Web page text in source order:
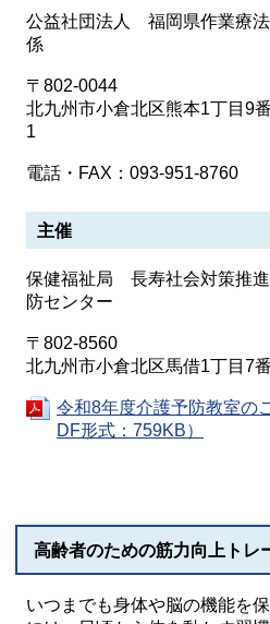
公益社団法人 福岡県作業療
係
〒802-0044
北九州市小倉北区熊本1丁目9
1
電話・FAX：093-951-8760
主催
保健福祉局 長寿社会対策推
防センター
〒802-8560
北九州市小倉北区馬借1丁目7
令和8年度介護予防教室の
DF形式：759KB）
高齢者のための筋力向上トレ
いつまでも身体や脳の機能を